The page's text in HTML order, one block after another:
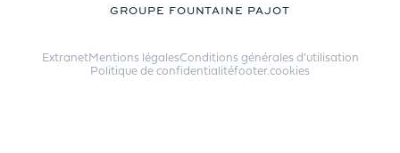
GROUPE FOUNTAINE PAJOT
ExtranetMentions légalesConditions générales d’utilisation
Politique de confidentialitéfooter.cookies